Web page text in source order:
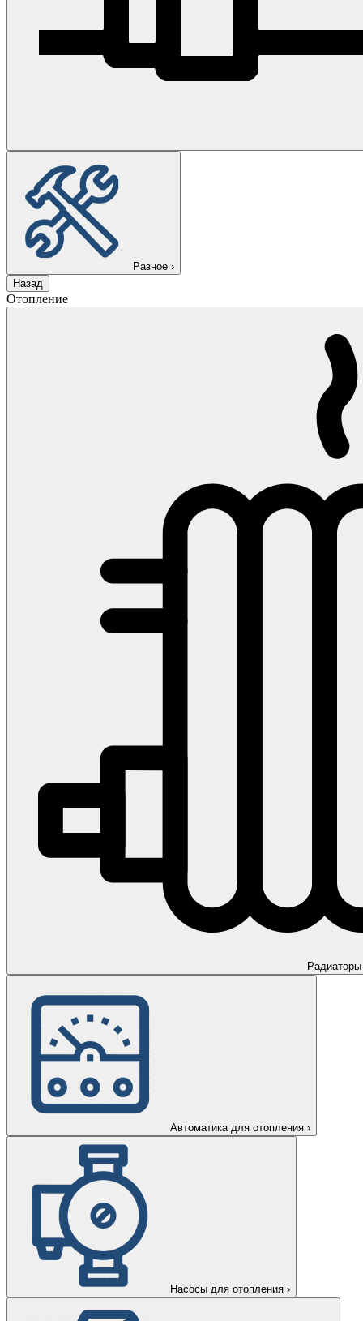
Разное ›
Назад
Отопление
Радиаторы
Автоматика для отопления ›
Насосы для отопления ›